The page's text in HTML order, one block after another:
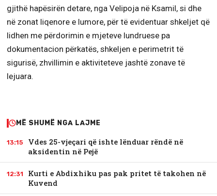
gjithë hapësirën detare, nga Velipoja në Ksamil, si dhe
në zonat liqenore e lumore, për të evidentuar shkeljet që
lidhen me përdorimin e mjeteve lundruese pa
dokumentacion përkatës, shkeljen e perimetrit të
sigurisë, zhvillimin e aktiviteteve jashtë zonave të
lejuara.
MË SHUMË NGA LAJME
13:15
Vdes 25-vjeçari që ishte lënduar rëndë në
aksidentin në Pejë
12:31
Kurti e Abdixhiku pas pak pritet të takohen në
Kuvend